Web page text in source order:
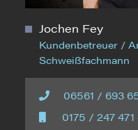
Jochen Fey
Kundenbetreuer /
Schweißfachmann
06561 / 693
0175 / 247 471